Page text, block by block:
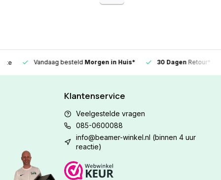
Vandaag besteldMorgen in Huis* 30 DagenRetour*
Klantenservice
Veelgestelde vragen
085-0600088
info@beamer-winkel.nl (binnen 4 uur
reactie)